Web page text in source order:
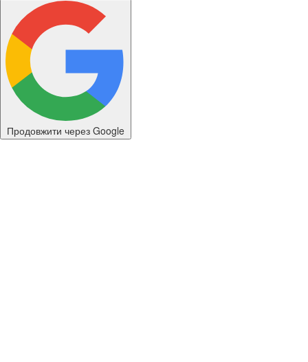
Продовжити через Google